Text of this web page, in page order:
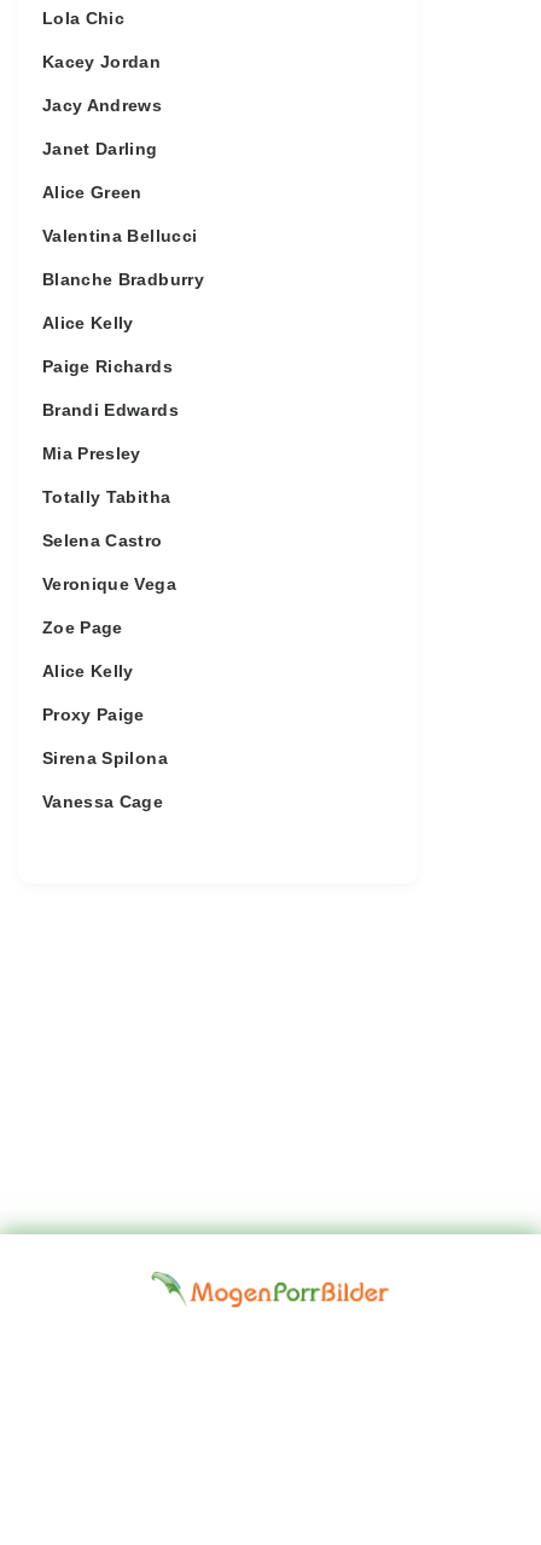
Lola Chic
Kacey Jordan
Jacy Andrews
Janet Darling
Alice Green
Valentina Bellucci
Blanche Bradburry
Alice Kelly
Paige Richards
Brandi Edwards
Mia Presley
Totally Tabitha
Selena Castro
Veronique Vega
Zoe Page
Alice Kelly
Proxy Paige
Sirena Spilona
Vanessa Cage